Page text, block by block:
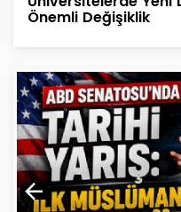
Önemli Değişiklik